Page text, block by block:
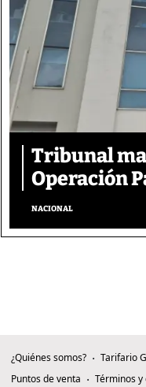
Tribunal
Operación
NACIONAL
¿Quiénes somos? Tarifario
Puntos de venta
Términos